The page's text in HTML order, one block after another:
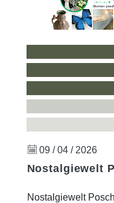
09 / 04 / 2026
Nostalgiewelt
Nostalgiewelt